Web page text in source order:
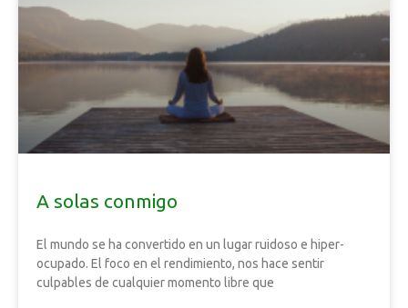
A solas conmigo
El mundo se ha convertido en un lugar ruidoso e hiper-
ocupado. El foco en el rendimiento, nos hace sentir
culpables de cualquier momento libre que